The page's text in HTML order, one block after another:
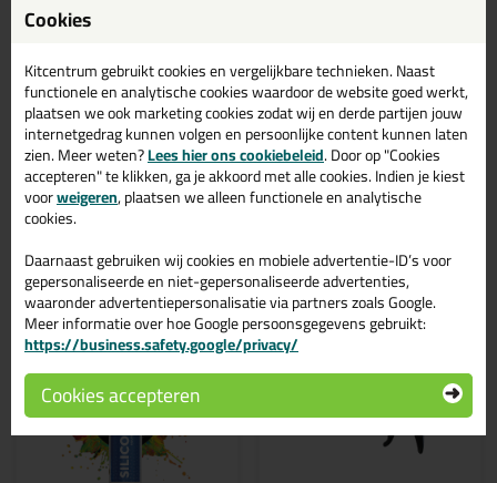
Bestel de Seal-it Silicon 218 doos /12 kokers in RAL, NCS of
morgen in huis.
Wil je meer weten over de toepassing en kenmerken van dit
product?Lees alles over dit product >
Gerelateerde producten
Cookies
Kitcentrum gebruikt cookies en vergelijkbare technieken. Naast
functionele en analytische cookies waardoor de website goed werkt,
plaatsen we ook marketing cookies zodat wij en derde partijen jouw
internetgedrag kunnen volgen en persoonlijke content kunnen laten
zien. Meer weten?Lees hier ons cookiebeleid. Door op "Cookies
accepteren" te klikken, ga je akkoord met alle cookies. Indien je kiest
voorweigeren, plaatsen we alleen functionele en analytische
cookies.
Daarnaast gebruiken wij cookies en mobiele advertentie-ID’s voor
gepersonaliseerde en niet-gepersonaliseerde advertenties,
waaronder advertentiepersonalisatie via partners zoals Google.
Meer informatie over hoe Google persoonsgegevens gebruikt:
https://business.safety.google/privacy/
Cookies accepteren